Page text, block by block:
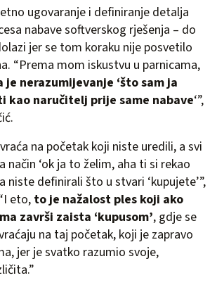
ugovaranje i definiranje detalja
nabave softverskog rješenja – do
jer se tom koraku nije posvetilo
“Prema mom iskustvu u parnicama,
je nerazumijevanje ‘što sam ja
kao naručitelj prije same nabave‘”,
na početak koji niste uredili, a svi
način ‘ok ja to želim, aha ti si rekao
niste definirali što u stvari ‘kupujete’”,
eto, to je nažalost ples koji ako
završi zaista ‘kupusom’, gdje se
na taj početak, koji je zapravo
jer je svatko razumio svoje,